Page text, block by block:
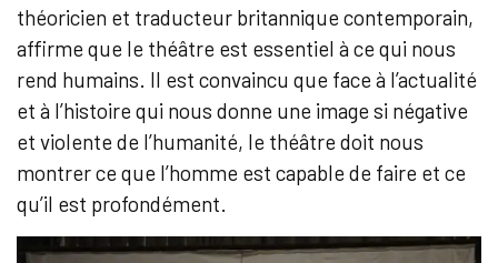
théoricien et traducteur britannique contemporain,
affirme que le théâtre est essentiel à ce qui nous
rend humains. Il est convaincu que face à l’actualité
et à l’histoire qui nous donne une image si négative
et violente de l’humanité, le théâtre doit nous
montrer ce que l’homme est capable de faire et ce
qu’il est profondément.